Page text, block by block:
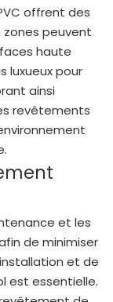
offrent des
zones peuvent
haute
luxueux pour
ainsi
revêtements
et les
de minimiser
et de
est essentielle.